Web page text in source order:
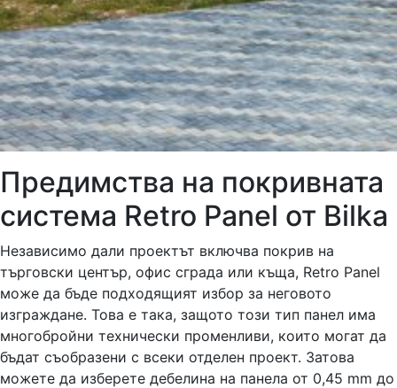
Предимства на покривната
система Retro Panel от Bilka
Независимо дали проектът включва покрив на
търговски център, офис сграда или къща, Retro Panel
може да бъде подходящият избор за неговото
изграждане. Това е така, защото този тип панел има
многобройни технически променливи, които могат да
бъдат съобразени с всеки отделен проект. Затова
можете да изберете дебелина на панела от 0,45 mm до